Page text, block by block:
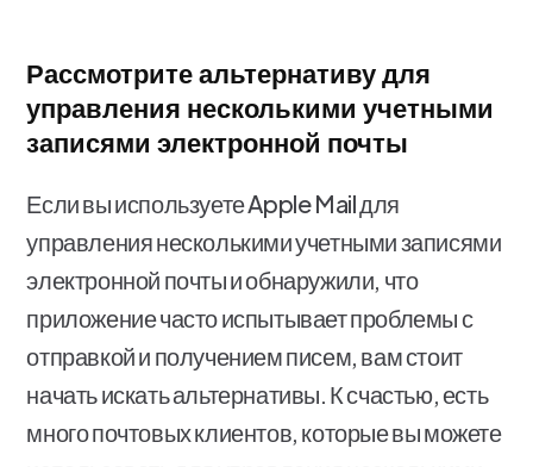
Рассмотрите альтернативу для
управления несколькими учетными
записями электронной почты
Если вы используете Apple Mail для
управления несколькими учетными записями
электронной почты и обнаружили, что
приложение часто испытывает проблемы с
отправкой и получением писем, вам стоит
начать искать альтернативы. К счастью, есть
много почтовых клиентов, которые вы можете